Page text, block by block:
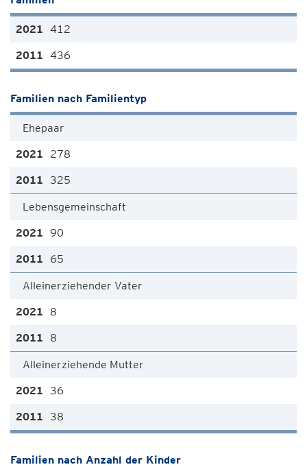
412
436
Familien nach Familientyp
Ehepaar
278
325
Lebensgemeinschaft
90
65
Alleinerziehender Vater
8
8
Alleinerziehende Mutter
36
38
Familien nach Anzahl der Kinder